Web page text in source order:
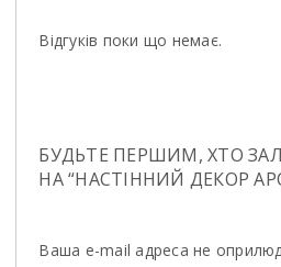
Відгуків поки що немає.
БУДЬТЕ ПЕРШИМ, ХТО
НА “НАСТІННИЙ ДЕКОР
Ваша e-mail адреса не